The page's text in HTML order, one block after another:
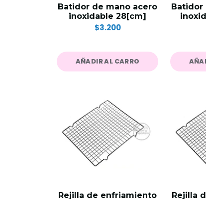
Batidor de mano acero
inoxidable 28[cm]
$3.200
AÑADIR AL CARRO
Batidor
Rejilla de enfriamiento
Rejilla